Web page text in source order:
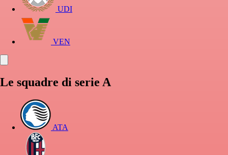
UDI
VEN
Le squadre di serie A
ATA